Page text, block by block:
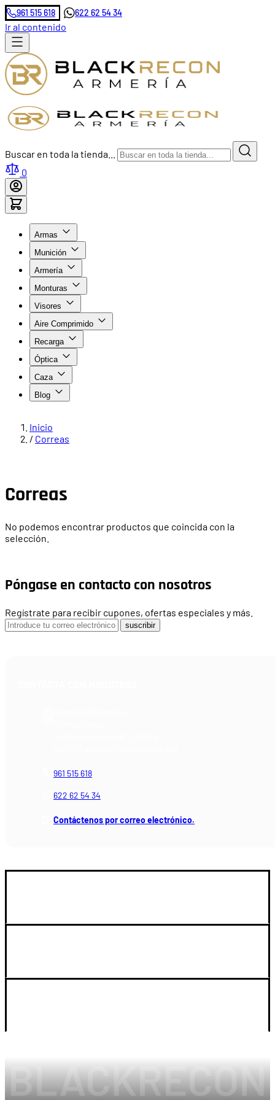
961 515 618 622 62 54 34
Ir al contenido
Buscar en toda la tienda...
0
Armas
Munición
Armería
Monturas
Visores
Aire Comprimido
Recarga
Óptica
Caza
Blog
Inicio
/ Correas
Correas
No podemos encontrar productos que coincida con la
selección.
Póngase en contacto con nosotros
Regístrate para recibir cupones, ofertas especiales y más.
suscribir
961 515 618
622 62 54 34
Contáctenos por correo electrónico.